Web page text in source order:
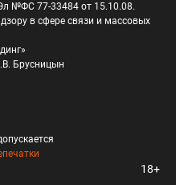
№ФС 77-33484 от 15.10.08.
в сфере связи и массовых
Брусницын
18+